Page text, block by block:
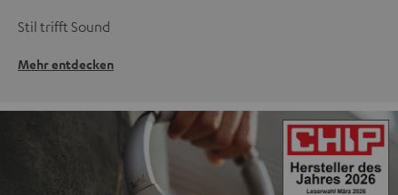
Stil trifft Sound
Mehr entdecken